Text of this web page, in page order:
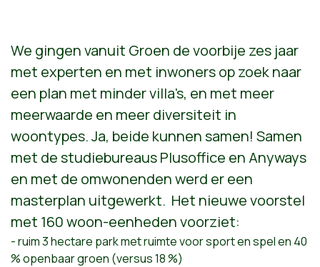
We gingen vanuit Groen de voorbije zes jaar
met experten en met inwoners op zoek naar
een plan met minder villa's, en met meer
meerwaarde en meer diversiteit in
woontypes. Ja, beide kunnen samen! Samen
met de studiebureaus Plusoffice en Anyways
en met de omwonenden werd er een
masterplan uitgewerkt. Het nieuwe voorstel
met 160 woon-eenheden voorziet:
- ruim 3 hectare park met ruimte voor sport en spel en 40
% openbaar groen (versus 18 %)